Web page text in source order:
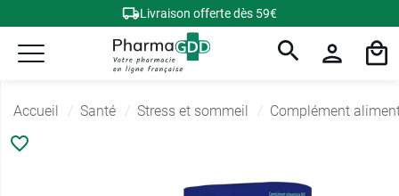
Livraison offerte dès 59€
Accueil Santé Stress et sommeil Complément